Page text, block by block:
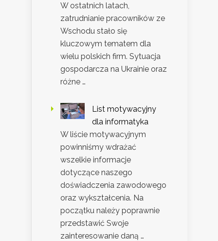
W ostatnich latach,
zatrudnianie pracowników ze
Wschodu stało się
kluczowym tematem dla
wielu polskich firm. Sytuacja
gospodarcza na Ukrainie oraz
różne …
List motywacyjny
dla informatyka
W liście motywacyjnym
powinniśmy wdrażać
wszelkie informacje
dotyczące naszego
doświadczenia zawodowego
oraz wykształcenia. Na
początku należy poprawnie
przedstawić Swoje
zainteresowanie daną …